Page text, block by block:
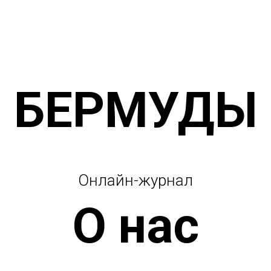
БЕРМУДЫ
Онлайн-журнал
О нас